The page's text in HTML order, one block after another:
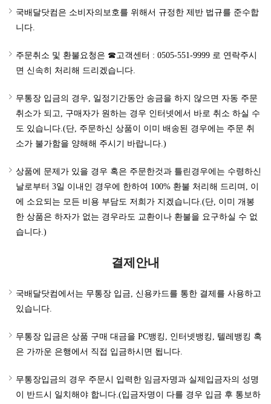
국배달닷컴은 소비자의보호를 위해서 규정한 제반 법규를 준수합
니다.
주문취소 및 환불요청은 ☎고객센터 : 0505-551-9999 로 연락주시
면 신속히 처리해 드리겠습니다.
무통장 입금의 경우, 일정기간동안 송금을 하지 않으면 자동 주문
취소가 되고, 구매자가 원하는 경우 인터넷에서 바로 취소 하실 수
도 있습니다.(단, 주문하신 상품이 이미 배송된 경우에는 주문 취
소가 불가함을 양해해 주시기 바랍니다.)
상품에 문제가 있을 경우 혹은 주문한것과 틀린경우에는 수령하신
날로부터 3일 이내인 경우에 한하여 100% 환불 처리해 드리며, 이
에 소요되는 모든 비용 부담도 저희가 지겠습니다.(단, 이미 개봉
한 상품은 하자가 없는 경우라도 교환이나 환불을 요구하실 수 없
습니다.)
결제안내
국배달닷컴에서는 무통장 입금, 신용카드를 통한 결제를 사용하고
있습니다.
무통장 입금은 상품 구매 대금을 PC뱅킹, 인터넷뱅킹, 텔레뱅킹 혹
은 가까운 은행에서 직접 입금하시면 됩니다.
무통장입금의 경우 주문시 입력한 임금자명과 실제입금자의 성명
이 반드시 일치해야 합니다.(입금자명이 다를 경우 입금 후 통보하